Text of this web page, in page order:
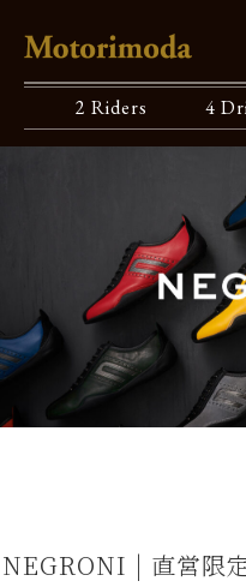
2 Riders 4
NEGRONI | 直営限